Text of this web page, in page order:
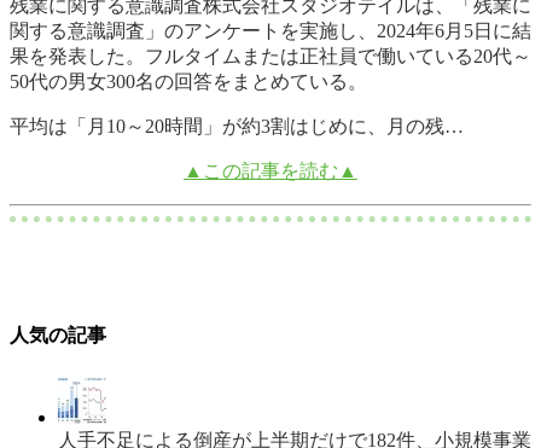
残業に関する意識調査株式会社スタジオテイルは、「残業に
関する意識調査」のアンケートを実施し、2024年6月5日に結
果を発表した。フルタイムまたは正社員で働いている20代～
50代の男女300名の回答をまとめている。
平均は「月10～20時間」が約3割はじめに、月の残…
▲この記事を読む▲
人気の記事
人手不足による倒産が上半期だけで182件、小規模事業